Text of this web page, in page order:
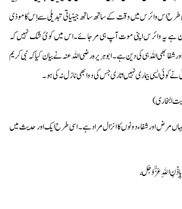
طرح اس وائرس میں وقت کے ساتھ ساتھ جینیاتی تبدیلی سے اِس کا موذی
ممکن ہے یہ وائرس اپنی موت آپ ہی مر جائے۔ اس میں کوئ شک نہیں کہ
بھی اللہ ہی کی دین ہے۔ ابوہریرہ رضی اللہ عنہ نے بیان کیا کہ نبی کریم
نے کوئی ایسی بیماری نہیں اتاری جس کی دوا بھی نازل نہ کی ہو۔
البخاری)
مرض اور شفاء دونوں کا انزال مراد ہے۔ اسی طرح ایک اور حدیث میں
بِإِذْنِ اللهِ عَزَّوَجَلَّ.